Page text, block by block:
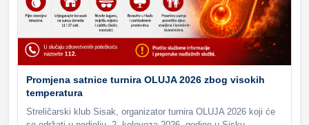
Promjena satnice turnira OLUJA 2026 zbog visokih
temperatura
Streličarski klub Sisak, organizator turnira OLUJA 2026 koji će